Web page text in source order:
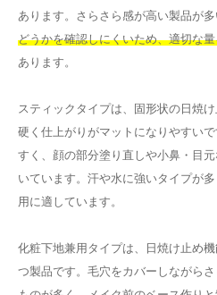
あります。さらさら感が高い製品が多
どうかを確認しにくいため、適切な
あります。
スティックタイプは、固形状の日焼
硬く仕上がりがマットになりやすい
すく、顔の部分塗り直しや小鼻・目
いています。汗や水に強いタイプが
用に適しています。
化粧下地兼用タイプは、日焼け止め
つ製品です。毛穴をカバーしながら